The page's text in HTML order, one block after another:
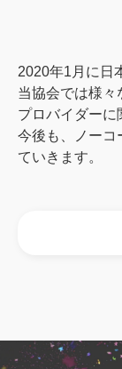
2020年1月に日
当協会では様々
プロバイダーに
今後も、ノーコ
ていきます。